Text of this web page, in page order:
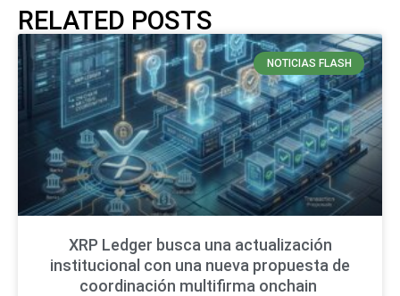
RELATED POSTS
NOTICIAS FLASH
XRP Ledger busca una actualización
institucional con una nueva propuesta de
coordinación multifirma onchain